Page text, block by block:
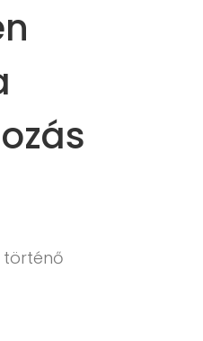
történő